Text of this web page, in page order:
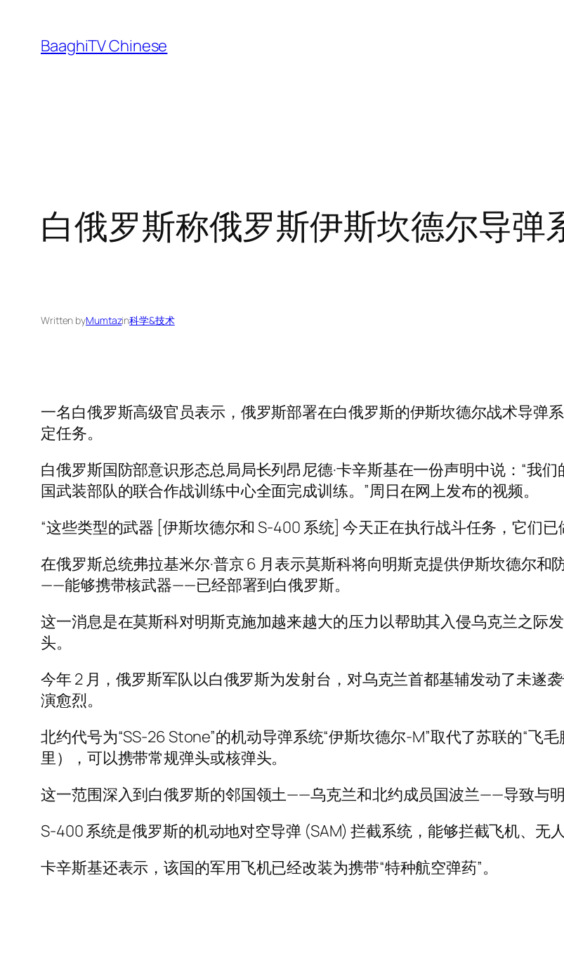
content
BaaghiTV Chinese
白俄罗斯称俄罗斯伊斯坎德尔导弹
Written byMumtazin科学&技术
一名白俄罗斯高级官员表示，俄罗斯部署在白俄罗斯的伊斯坎德尔战术导弹
定任务。
白俄罗斯国防部意识形态总局局长列昂尼德·卡辛斯基在一份声明中说：“我
国武装部队的联合作战训练中心全面完成训练。”周日在网上发布的视频。
“这些类型的武器 [伊斯坎德尔和 S-400 系统] 今天正在执行战斗任务，它们
在俄罗斯总统弗拉基米尔·普京 6 月表示莫斯科将向明斯克提供伊斯坎德尔
——能够携带核武器——已经部署到白俄罗斯。
这一消息是在莫斯科对明斯克施加越来越大的压力以帮助其入侵乌克兰之际
头。
今年 2 月，俄罗斯军队以白俄罗斯为发射台，对乌克兰首都基辅发动了未遂
演愈烈。
北约代号为“SS-26 Stone”的机动导弹系统“伊斯坎德尔-M”取代了苏联的“飞
里），可以携带常规弹头或核弹头。
这一范围深入到白俄罗斯的邻国领土——乌克兰和北约成员国波兰——导致与明
S-400 系统是俄罗斯的机动地对空导弹 (SAM) 拦截系统，能够拦截飞机、无人
卡辛​​斯基还表示，该国的军用飞机已经改装为携带“特种航空弹药”。